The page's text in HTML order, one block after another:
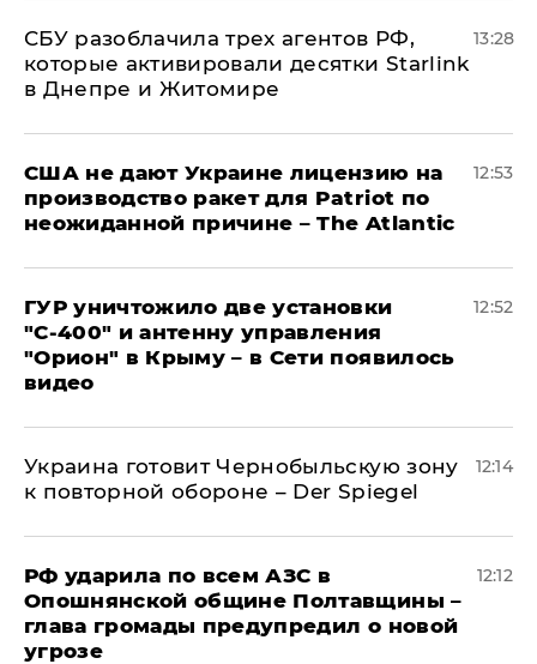
СБУ разоблачила трех агентов РФ,
которые активировали десятки Starlink
в Днепре и Житомире
13:28
США не дают Украине лицензию на
производство ракет для Patriot по
неожиданной причине – The Atlantic
12:53
ГУР уничтожило две установки
"С‑400" и антенну управления
"Орион" в Крыму – в Сети появилось
видео
12:52
Украина готовит Чернобыльскую зону
к повторной обороне – Der Spiegel
12:14
РФ ударила по всем АЗС в
Опошнянской общине Полтавщины –
глава громады предупредил о новой
угрозе
12:12